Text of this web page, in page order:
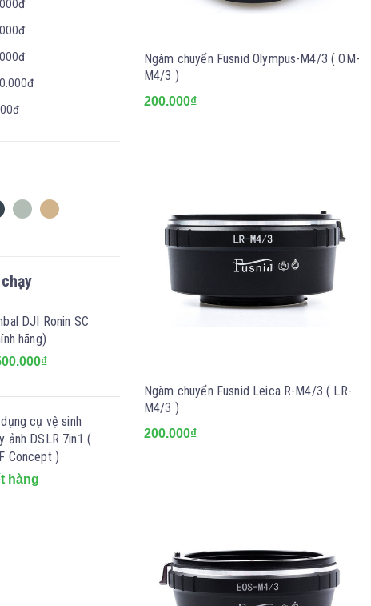
DJI Ronin SC
hãng)
dụng cụ vệ sinh
ảnh DSLR 7in1 (
Concept )
hàng
Ngàm chuyển Fusnid Olympus-M4/3 ( OM-
M4/3 )
200.000₫
Ngàm chuyển Fusnid Leica R-M4/3 ( LR-
M4/3 )
200.000₫